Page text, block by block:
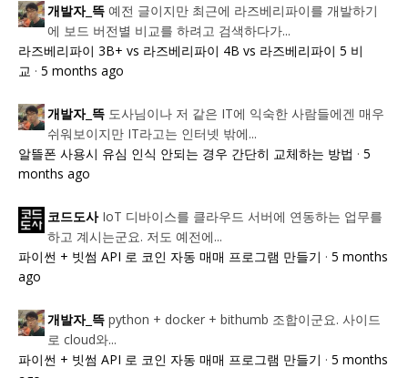
개발자_뜩 예전 글이지만 최근에 라즈베리파이를 개발하기
에 보드 버전별 비교를 하려고 검색하다가...
라즈베리파이 3B+ vs 라즈베리파이 4B vs 라즈베리파이 5 비
교 · 5 months ago
개발자_뜩 도사님이나 저 같은 IT에 익숙한 사람들에겐 매우
쉬워보이지만 IT라고는 인터넷 밖에...
알뜰폰 사용시 유심 인식 안되는 경우 간단히 교체하는 방법 · 5
months ago
코드도사 IoT 디바이스를 클라우드 서버에 연동하는 업무를
하고 계시는군요. 저도 예전에...
파이썬 + 빗썸 API 로 코인 자동 매매 프로그램 만들기 · 5 months
ago
개발자_뜩 python + docker + bithumb 조합이군요. 사이드
로 cloud와...
파이썬 + 빗썸 API 로 코인 자동 매매 프로그램 만들기 · 5 months